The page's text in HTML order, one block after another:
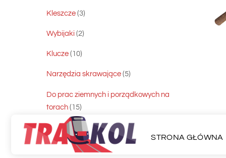
STRONA GŁÓWNA
Kleszcze 33
Wybijaki 22
Klucze 1010
Narzędzia skrawające 55
Do prac ziemnych i porządkowych na
torach 1515
produktów
Podnośniki kolejowe 1 1
produkt
Akcesoria rewidenta